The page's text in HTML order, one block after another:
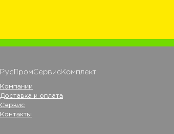
РусПромСервисКомплект
Компании
Доставка и оплата
Сервис
Контакты